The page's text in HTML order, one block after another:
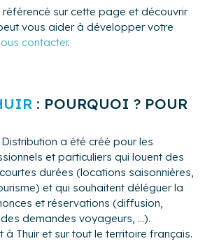
sur cette page et découvrir
vous aider à développer votre
contacter.
: POURQUOI ? POUR
a été créé pour les
et particuliers qui louent des
durées (locations saisonnières,
et qui souhaitent déléguer la
et réservations (diffusion,
demandes voyageurs, ...).
à Thuir et sur tout le territoire français.